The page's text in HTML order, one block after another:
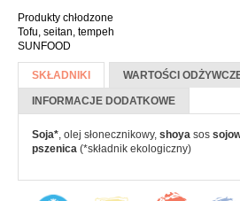
Batony
Przekąski
HERBATA, KAWA I KAKAO
Produkty chłodzone
Tofu, seitan, tempeh
SUNFOOD
Więcej informacji
SKŁADNIKI
(AKTYWNAWARTOŚCI
INFORMACJE DODATKOWE
Soja*, olej słonecznikowy, shoya sos
pszenica (*składnik ekologiczny)